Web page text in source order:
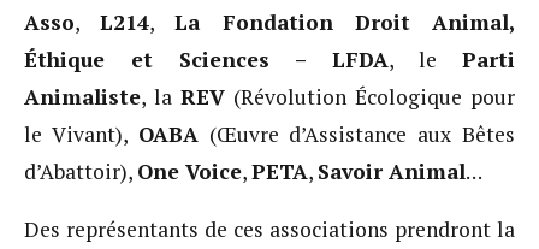
Asso,L214,La Fondation Droit Animal,
Éthique et Sciences – LFDA, le Parti
Animaliste, la REV (Révolution Écologique pour
le Vivant), OABA(Œuvre d’Assistance aux Bêtes
d’Abattoir), One Voice,PETA, Savoir Animal…
Des représentants de ces associations prendront la